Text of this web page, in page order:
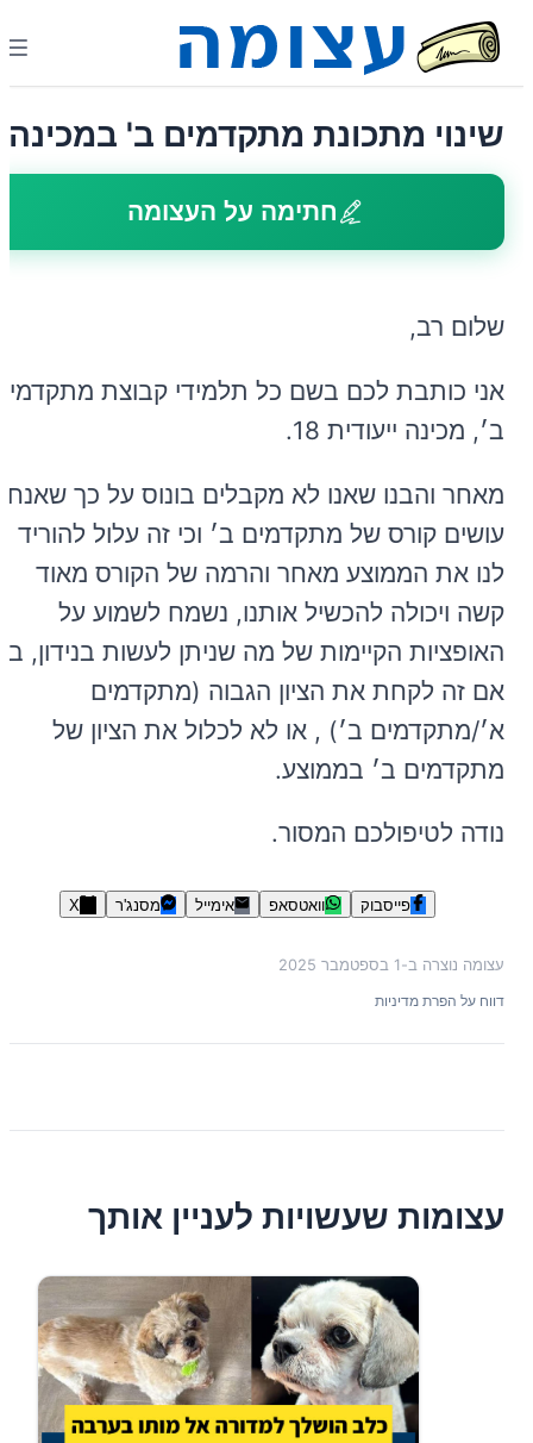
שינוי מתכונת מתקדמים ב' במכינה
חתימה על העצומה
שלום רב,
אני כותבת לכם בשם כל תלמידי קבוצת
ב׳, מכינה ייעודית 18.
מאחר והבנו שאנו לא מקבלים בונוס על כך
עושים קורס של מתקדמים ב׳ וכי זה עלול להוריד
לנו את הממוצע מאחר והרמה של הקורס מאוד
קשה ויכולה להכשיל אותנו, נשמח לשמוע על
האופציות הקיימות של מה שניתן לעשות בנידון,
אם זה לקחת את הציון הגבוה (מתקדמים
א׳/מתקדמים ב׳) , או לא לכלול את הציון של
מתקדמים ב׳ בממוצע.
נודה לטיפולכם המסור.
פייסבוק וואטסאפ אימייל מסנג'ר X
עצומה נוצרה ב- 1 בספטמבר 2025
דווח על הפרת מדיניות
עצומות שעשויות לעניין אותך